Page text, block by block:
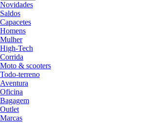
Novidades
Saldos
Capacetes
Homens
Mulher
High-Tech
Corrida
Moto & scooters
Todo-terreno
Aventura
Oficina
Bagagem
Outlet
Marcas